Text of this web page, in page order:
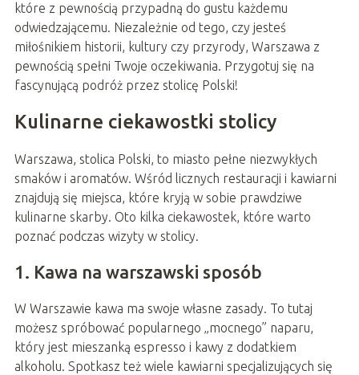
które z pewnością przypadną do gustu każdemu
odwiedzającemu. Niezależnie od tego, czy jesteś
miłośnikiem historii, kultury czy przyrody, Warszawa z
pewnością spełni Twoje oczekiwania. Przygotuj się na
fascynującą podróż przez stolicę Polski!
Kulinarne ciekawostki stolicy
Warszawa, stolica Polski, to miasto pełne niezwykłych
smaków i aromatów. Wśród licznych restauracji i kawiarni
znajdują się miejsca, które kryją w sobie prawdziwe
kulinarne skarby. Oto kilka ciekawostek, które warto
poznać podczas wizyty w stolicy.
1. Kawa na warszawski sposób
W Warszawie kawa ma swoje własne zasady. To tutaj
możesz spróbować popularnego „mocnego” naparu,
który jest mieszanką espresso i kawy z dodatkiem
alkoholu. Spotkasz też wiele kawiarni specjalizujących się